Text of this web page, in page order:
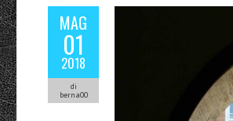
MAG
01
2018
di
berna00